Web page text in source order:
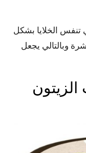
تنفس الخلايا بشكل
وبالتالي يجعل